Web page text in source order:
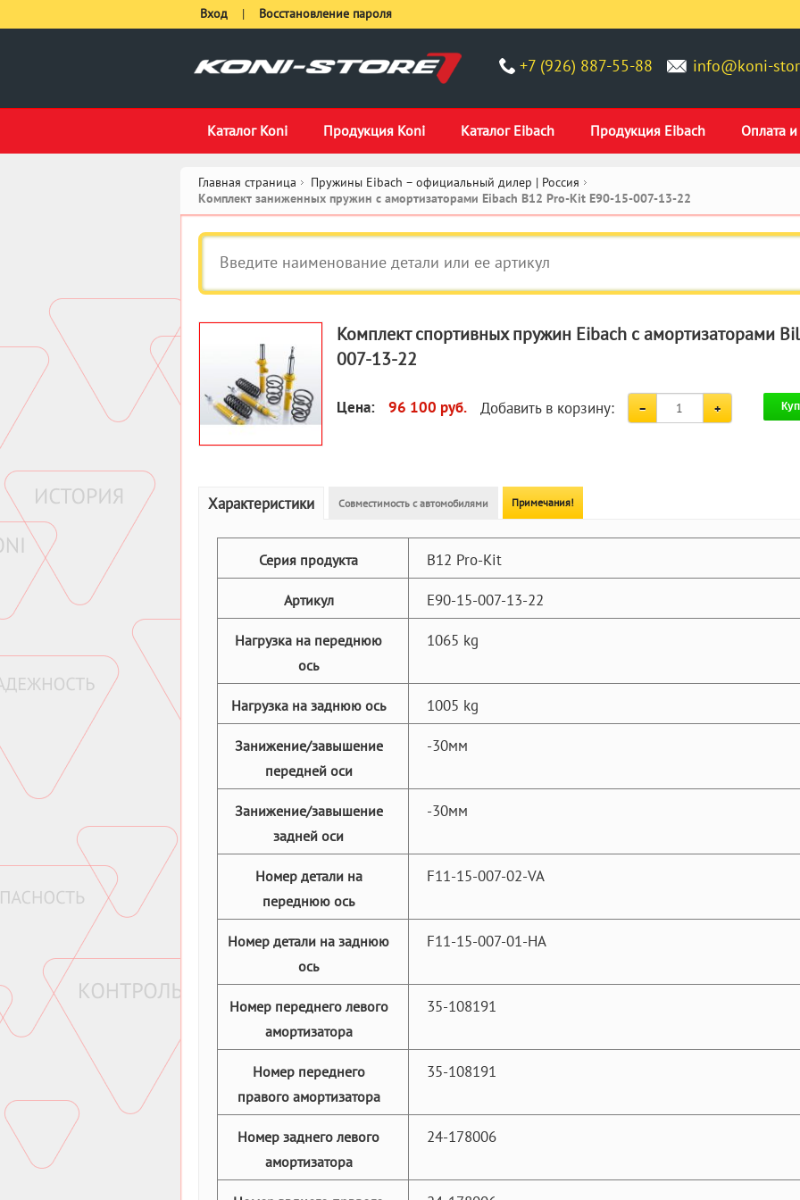
+7 (926) 887-55-88 info@koni-
Каталог Koni Продукция Koni Каталог Eibach Продукция Eibach Оплата и
Вход | Восстановление пароля
Главная страница Пружины Eibach – официальный дилер | Россия
Комплект заниженных пружин с амортизаторами Eibach B12 Pro-Kit E90-15-007-13-22
Комплект спортивных пружин Eibach с амортизаторами
007-13-22
Цена: 96 100 руб. Добавить в корзину:
Характеристики Совместимость с автомобилями Примечания!
Серия продукта B12 Pro-Kit
Артикул E90-15-007-13-22
Нагрузка на переднюю
ось
1065 kg
Нагрузка на заднюю ось 1005 kg
Занижение/завышение
передней оси
-30мм
Занижение/завышение
задней оси
-30мм
Номер детали на
переднюю ось
F11-15-007-02-VA
Номер детали на заднюю
ось
F11-15-007-01-HA
Номер переднего левого
амортизатора
35-108191
Номер переднего
правого амортизатора
35-108191
Номер заднего левого
амортизатора
24-178006